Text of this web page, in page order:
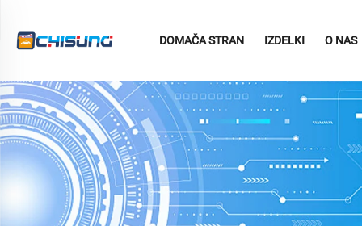
DOMAČA STRAN IZDELKI O NAS